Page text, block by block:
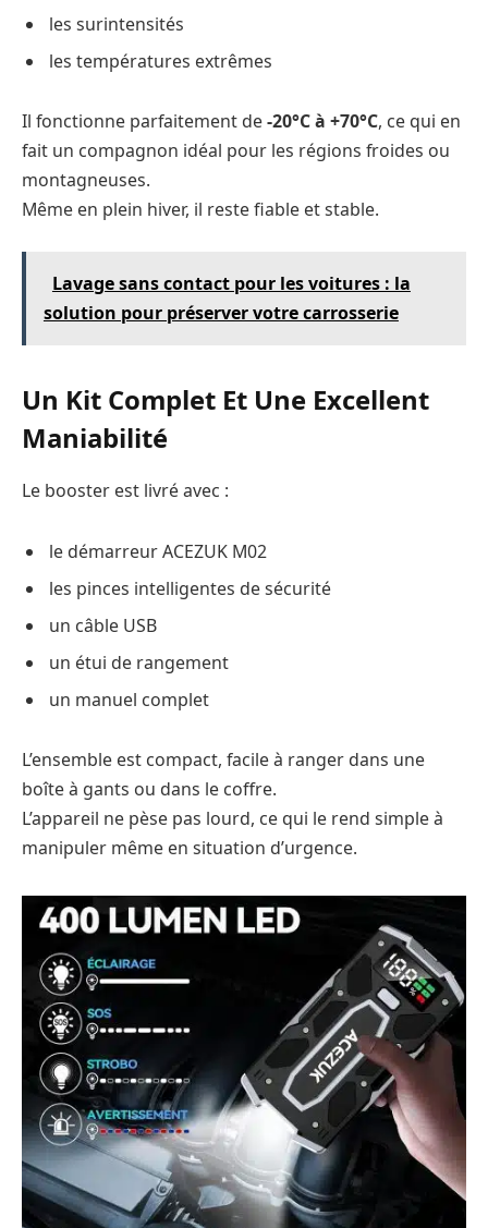
les surintensités
les températures extrêmes
Il fonctionne parfaitement de-20°C à +70°C, ce qui en
fait un compagnon idéal pour les régions froides ou
montagneuses.
Même en plein hiver, il reste fiable et stable.
Lavage sans contact pour les voitures : la
solution pour préserver votre carrosserie
Un Kit Complet Et Une Excellent
Maniabilité
Le booster est livré avec :
le démarreur ACEZUK M02
les pinces intelligentes de sécurité
un câble USB
un étui de rangement
un manuel complet
L’ensemble est compact, facile à ranger dans une
boîte à gants ou dans le coffre.
L’appareil ne pèse pas lourd, ce qui le rend simple à
manipuler même en situation d’urgence.